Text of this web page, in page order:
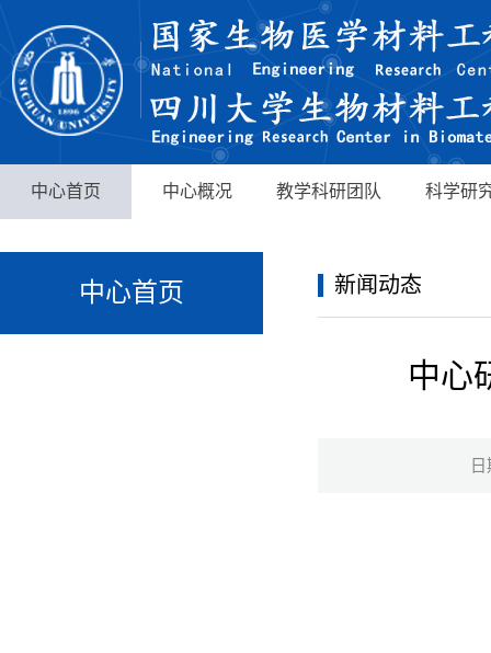
中心首页 中心概况 教学科研团队 科学研
中心首页 新闻动态
中心